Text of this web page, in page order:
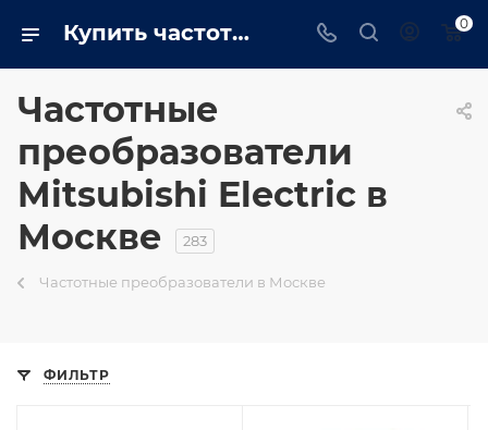
Купить частотные преобразователи Mitsubishi Electric в Москве - Trustenergo 0
Частотные
преобразователи
Mitsubishi Electric в
Москве
283
Частотные преобразователи в Москве
ФИЛЬТР